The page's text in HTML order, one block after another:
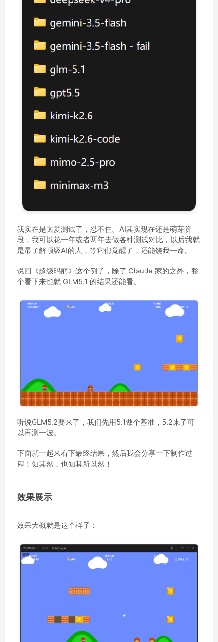
我实在是太爱测试了，忍不住。AI其实现在还是萌芽阶
段，我可以花一年或者两年去做各种测试对比，以后我就
是最了解顶级AI的人，等它们觉醒了，还能饶我一命。
说回《超级玛丽》这个例子，除了 Claude 家的之外，整
个看下来也就 GLM5.1 的结果还能看。
听说GLM5.2要来了，我们先用5.1做个基准，5.2来了可
以再测一波。
下面就一起来看下最终结果，然后我会分享一下制作过
程！知其然，也知其所以然！
效果展示
效果大概就是这个样子：